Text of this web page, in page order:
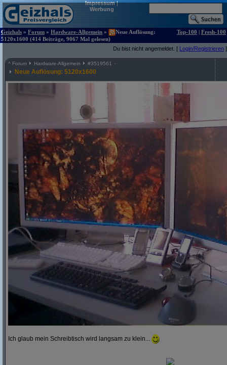
Impressum|
Werbung
Geizhals » Forum » Hardware-Allgemein »
Neue Auflösung:
5120x1600 (414 Beiträge, 9067 Mal gelesen)
Top-100 | Fresh-100
Du bist nicht angemeldet. [ Login/Registrieren ]
^ Forum Hardware-Allgemein #3519561
Neue Auflösung: 5120x1600
Ich glaub mein Schreibtisch wird langsam zu klein...